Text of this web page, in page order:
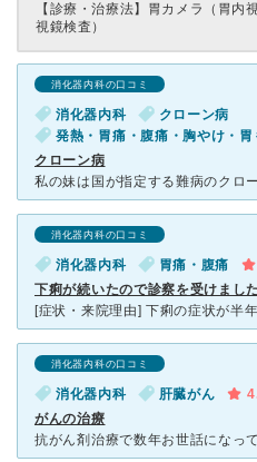
【診療・治療法】 胃カメラ（胃内
視鏡検査）
消化器内科の口コミ
消化器内科
クローン病
発熱・胃痛・腹痛・胸やけ・
クローン病
消化器内科の口コミ
消化器内科 胃痛・腹痛
下痢が続いたので診察を受けました
消化器内科の口コミ
消化器内科 肝臓がん
がんの治療